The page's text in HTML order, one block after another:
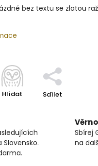
bez textu se zlatou
Hlídat Sdílet
Sbírej
na